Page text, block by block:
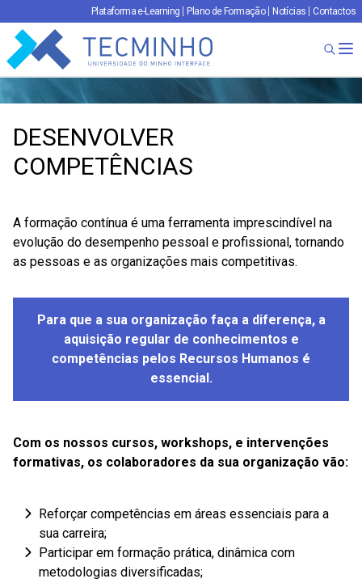
Plataforma e-Learning Plano de Formação Notícias Contactos
TECMINHO
DESENVOLVER
COMPETÊNCIAS
A formação contínua é uma ferramenta imprescindível na
evolução do desempenho pessoal e profissional, tornando
as pessoas e as organizações mais competitivas.
Para que a sua organização faça adiferença, a
aquisição regular de conhecimentos e
competências pelos Recursos Humanos é
essencial.
Com os nossos cursos, workshops, e intervenções
formativas, os colaboradores da sua organização vão:
Reforçar competências em áreas essenciais para a
sua carreira;
Participar em formação prática, dinâmica com
metodologias diversificadas;